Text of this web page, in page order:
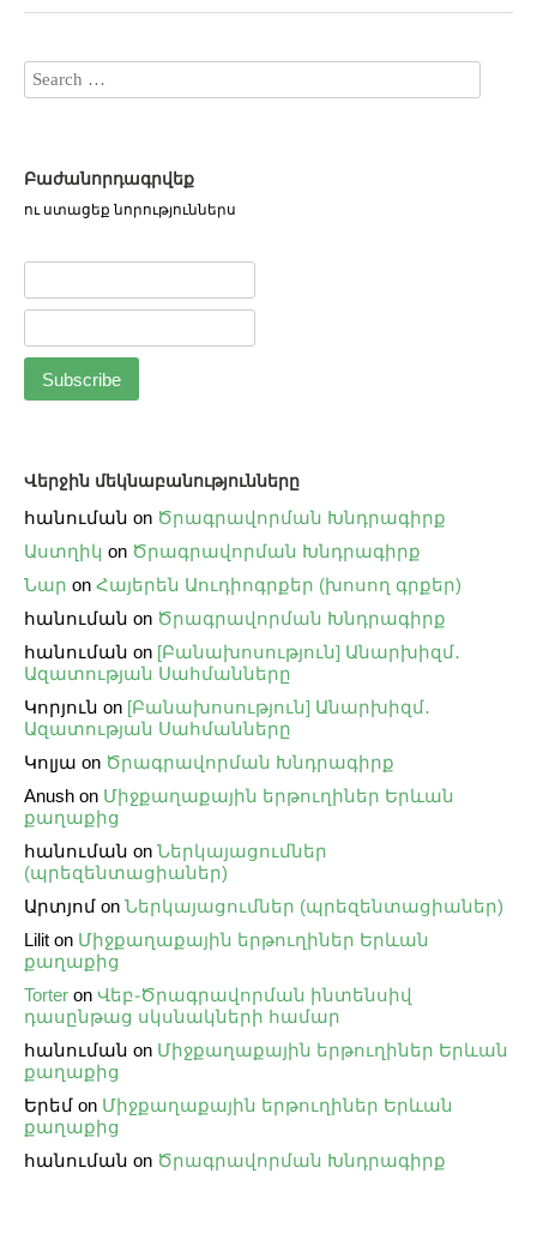
Բաժանորդագրվեք
ու ստացեք նորություններս
Վերջին մեկնաբանությունները
հանուման on Ծրագրավորման Խնդրագիրք
Աստղիկ on Ծրագրավորման Խնդրագիրք
Նար on Հայերեն Աուդիոգրքեր (խոսող գրքեր)
հանուման on Ծրագրավորման Խնդրագիրք
հանուման on [Բանախոսություն] Անարխիզմ․
Ազատության Սահմանները
Կորյուն on [Բանախոսություն] Անարխիզմ․
Ազատության Սահմանները
Կոլյա on Ծրագրավորման Խնդրագիրք
Anush on Միջքաղաքային երթուղիներ Երևան
քաղաքից
հանուման on Ներկայացումներ
(պրեզենտացիաներ)
Արտյոմ on Ներկայացումներ (պրեզենտացիաներ)
Lilit on Միջքաղաքային երթուղիներ Երևան
քաղաքից
Torter on Վեբ֊Ծրագրավորման ինտենսիվ
դասընթաց սկսնակների համար
հանուման on Միջքաղաքային երթուղիներ Երևան
քաղաքից
Երեմ on Միջքաղաքային երթուղիներ Երևան
քաղաքից
հանուման on Ծրագրավորման Խնդրագիրք